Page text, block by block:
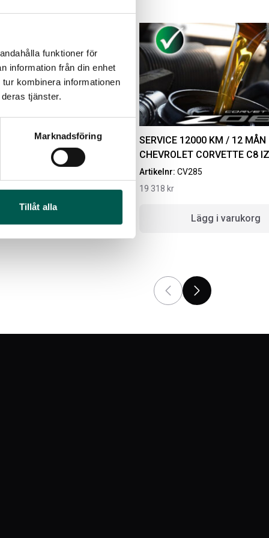
funktioner för
information från din enhet
kombinera informationen
tjänster.
Marknadsföring
Tillåt alla
GUMMIMATTOR
24
DO0161
kr
RAMBOX RAMSEAL
Artikelnr: RA0365
KM / 60 MÅN
C8 IZ06
SERVICE 12000 KM / 12 MÅN
CHEVROLET CORVETTE C8
Artikelnr: CV285
19 318 kr
Lägg i varukorg